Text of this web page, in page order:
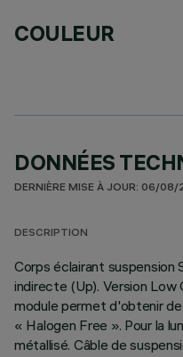
COULEUR
DONNÉES
DERNIÈRE MISE À JOUR: 06/
DESCRIPTION
Corps éclairant suspension
indirecte (Up). Version Low
module permet d'obtenir
« Halogen Free ». Pour la
métallisé. Câble de